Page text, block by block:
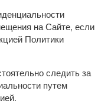
на Сайте, если
Политики
следить за
путем